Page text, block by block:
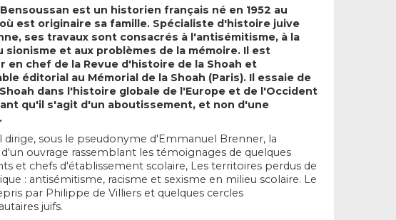
est un historien français né en 1952 au
est originaire sa famille. Spécialiste d'histoire juive
ses travaux sont consacrés à l'antisémitisme, à la
sionisme et aux problèmes de la mémoire. Il est
en chef de la Revue d'histoire de la Shoah et
éditorial au Mémorial de la Shoah (Paris). Il essaie de
dans l'histoire globale de l'Europe et de l'Occident
qu'il s'agit d'un aboutissement, et non d'une
dirige, sous le pseudonyme d'Emmanuel Brenner, la
ouvrage rassemblant les témoignages de quelques
et chefs d'établissement scolaire, Les territoires perdus de
: antisémitisme, racisme et sexisme en milieu scolaire. Le
par Philippe de Villiers et quelques cercles
juifs.